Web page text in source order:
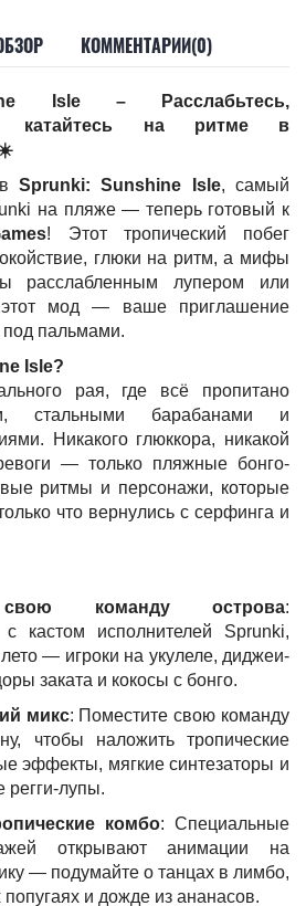
КОММЕНТАРИИ(0)
Isle – Расслабьтесь,
катайтесь на ритме в
Sprunki: Sunshine Isle, самый
на пляже — теперь готовый к
! Этот тропический побег
глюки на ритм, а мифы
расслабленным лупером или
этот мод — ваше приглашение
под пальмами.
Isle?
рая, где всё пропитано
стальными барабанами и
Никакого глюккора, никакой
— только пляжные бонго-
ритмы и персонажи, которые
что вернулись с серфинга и
команду острова:
с кастом исполнителей Sprunki,
— игроки на укулеле, диджеи-
заката и кокосы с бонго.
микс: Поместите свою команду
чтобы наложить тропические
эффекты, мягкие синтезаторы и
лупы.
комбо: Специальные
открывают анимации на
— подумайте о танцах в лимбо,
и дожде из ананасов.